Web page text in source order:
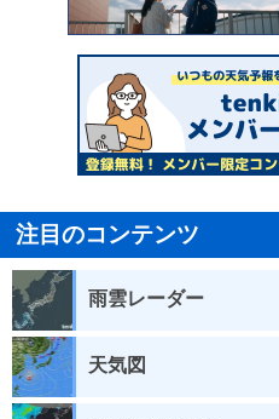
注目のコンテンツ
雨雲レーダー
天気図